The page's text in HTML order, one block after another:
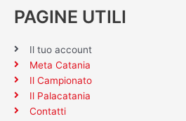
PAGINE UTILI
Il tuo account
Meta Catania
Il Campionato
Il Palacatania
Contatti